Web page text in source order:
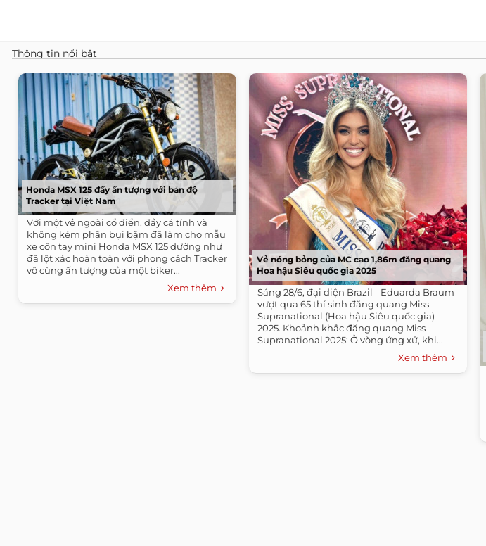
Thông tin nổi bật
Honda MSX 125 đầy ấn tượng với bản độ
Tracker tại Việt Nam
Với một vẻ ngoài cổ điển, đầy cá tính và
không kém phần bụi bặm đã làm cho mẫu
xe côn tay mini Honda MSX 125 dường như
đã lột xác hoàn toàn với phong cách Tracker
vô cùng ấn tượng của một biker...
Xem thêm
Vẻ nóng bỏng của MC cao 1,86m đăng quang
Hoa hậu Siêu quốc gia 2025
Sáng 28/6, đại diện Brazil - Eduarda Braum
vượt qua 65 thí sinh đăng quang Miss
Supranational (Hoa hậu Siêu quốc gia)
2025. Khoảnh khắc đăng quang Miss
Supranational 2025: Ở vòng ứng xử, khi...
Xem thêm